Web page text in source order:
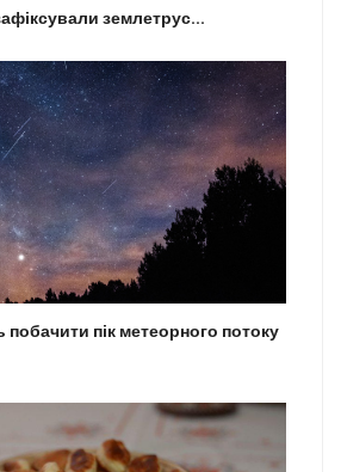
землетрус...
побачити пік метеорного потоку